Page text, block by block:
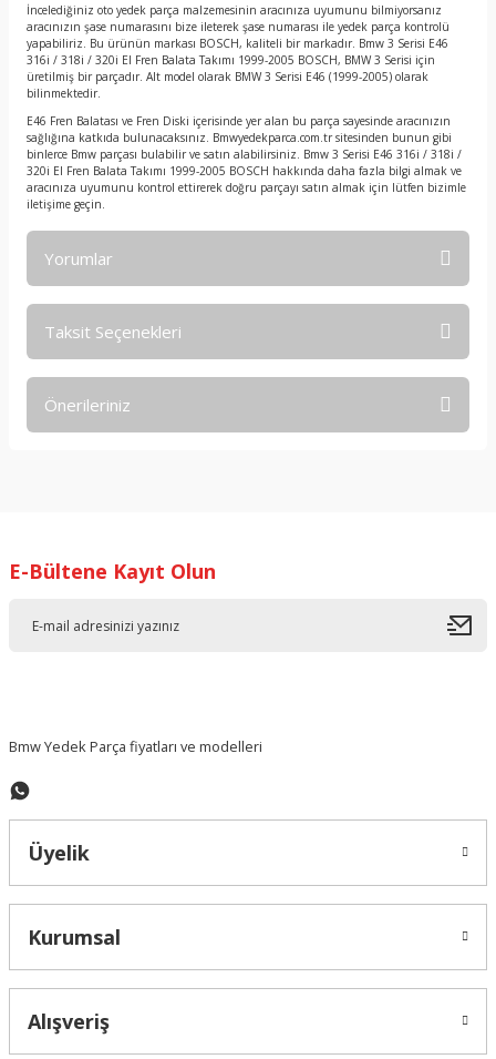
İncelediğiniz oto yedek parça malzemesinin aracınıza uyumunu bilmiyorsanız
aracınızın şase numarasını bize ileterek şase numarası ile yedek parça kontrolü
yapabiliriz. Bu ürünün markası BOSCH, kaliteli bir markadır. Bmw 3 Serisi E46
316i / 318i / 320i El Fren Balata Takımı 1999-2005 BOSCH, BMW 3 Serisi için
üretilmiş bir parçadır. Alt model olarak BMW 3 Serisi E46 (1999-2005) olarak
bilinmektedir.
E46 Fren Balatası ve Fren Diski içerisinde yer alan bu parça sayesinde aracınızın
sağlığına katkıda bulunacaksınız. Bmwyedekparca.com.tr sitesinden bunun gibi
binlerce Bmw parçası bulabilir ve satın alabilirsiniz. Bmw 3 Serisi E46 316i / 318i /
320i El Fren Balata Takımı 1999-2005 BOSCH hakkında daha fazla bilgi almak ve
aracınıza uyumunu kontrol ettirerek doğru parçayı satın almak için lütfen bizimle
iletişime geçin.
Yorumlar
Taksit Seçenekleri
Önerileriniz
Ürün resmi kalitesiz, bozuk veya görüntülenemiyor.
E-Bültene Kayıt Olun
Bmw Yedek Parça fiyatları ve modelleri
Üyelik
Kurumsal
Alışveriş